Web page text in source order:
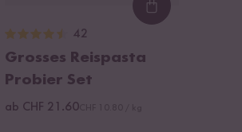
Loading...
42
Grosses Reispasta
Probier Set
ab CHF 21.60